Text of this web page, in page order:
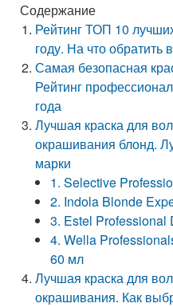
Содержание
Рейтинг ТОП 10
году. На что
Самая безопасная
Рейтинг
года
Лучшая краска для
окрашивания блонд.
марки
1. Selective
2. Indola Blonde
3. Estel
4. Wella
60 мл
Лучшая краска для
окрашивания. Как